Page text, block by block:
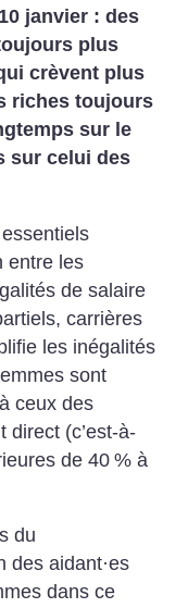
janvier : des
plus
crèvent plus
riches toujours
sur le
sur celui des
entre les
de salaire
carrières
les inégalités
sont
ceux des
direct (c’est-à-
de 40 % à
du
des aidant·es
dans ce